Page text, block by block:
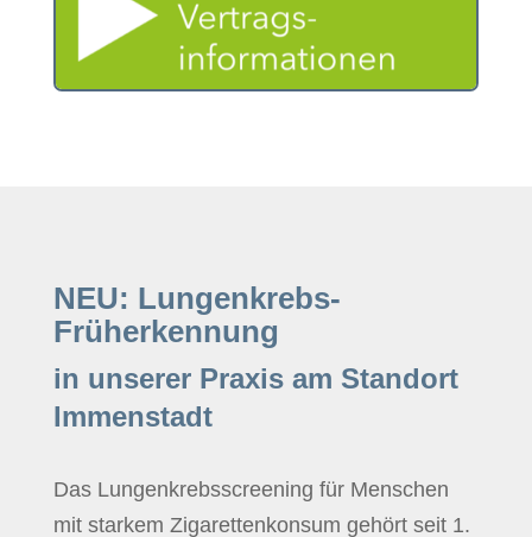
NEU: Lungenkrebs-
Früherkennung
in unserer Praxis am Standort
Immenstadt
Das Lungenkrebsscreening für Menschen
mit starkem Zigarettenkonsum gehört seit 1.